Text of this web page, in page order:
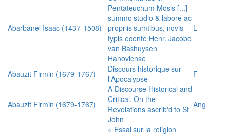
Abarbanel Isaac (1437-1508)
Pentateuchum Mosis [...]
summo studio & labore ac
propriis sumtibus, novis
typis edente Henr. Jacobo
van Bashuysen
Hanoviense
L
Abauzit Firmin (1679-1767)
Discours historique sur
l'Apocalypse
F
Abauzit Firmin (1679-1767)
A Discourse Historical and
Critical, On the
Revelations ascrib'd to St
John
Ang
« Essai sur la religion